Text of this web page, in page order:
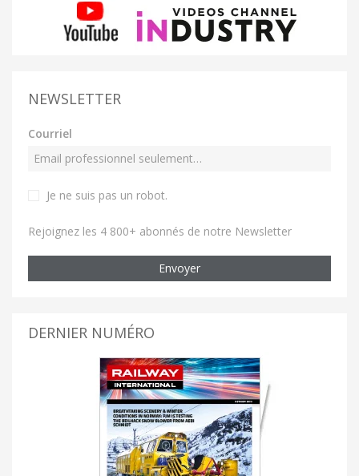
NEWSLETTER
Courriel
Je ne suis pas un robot.
Rejoignez les 4 800+ abonnés de notre Newsletter
Envoyer
DERNIER NUMÉRO